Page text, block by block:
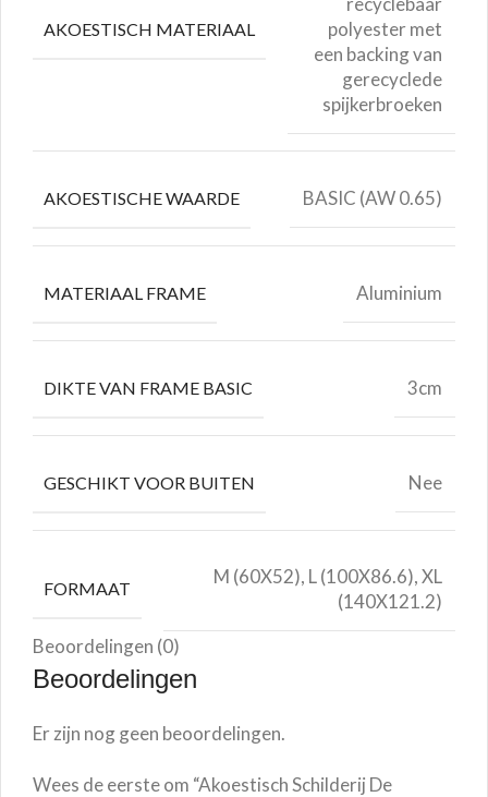
AKOESTISCH MATERIAAL
polyester met
een backing van
gerecyclede
spijkerbroeken
AKOESTISCHE WAARDE BASIC (AW 0.65)
MATERIAAL FRAME Aluminium
DIKTE VAN FRAME BASIC 3cm
GESCHIKT VOOR BUITEN Nee
FORMAAT
M (60X52), L (100X86.6), XL
(140X121.2)
Beoordelingen (0)
Beoordelingen
Er zijn nog geen beoordelingen.
Wees de eerste om “Akoestisch Schilderij De